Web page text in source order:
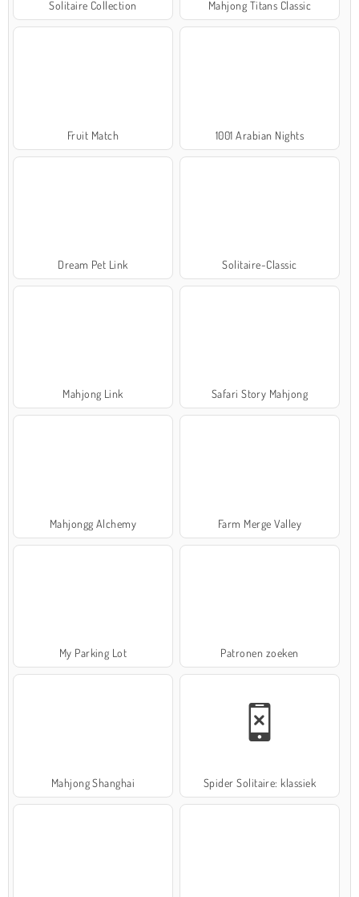
Solitaire Collection Mahjong Titans Classic
Fruit Match 1001 Arabian Nights
Dream Pet Link Solitaire-Classic
Mahjong Link Safari Story Mahjong
Mahjongg Alchemy Farm Merge Valley
My Parking Lot Patronen zoeken
Mahjong Shanghai Spider Solitaire: klassiek